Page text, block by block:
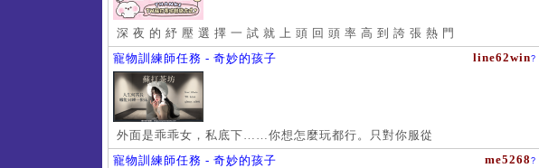
深 夜 的 紓 壓 選 擇 一 試 就 上 頭 回 頭 率 高 到 誇 張 熱 門
line62win?
寵物訓練師任務 - 奇妙的孩子
外面是乖乖女，私底下……你想怎麼玩都行。只對你服從
me5268 ?
寵物訓練師任務 - 奇妙的孩子